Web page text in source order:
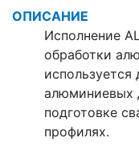
ОПИСАНИЕ
Исполнение
обработки
используется
алюминиевых
подготовке
профилях.